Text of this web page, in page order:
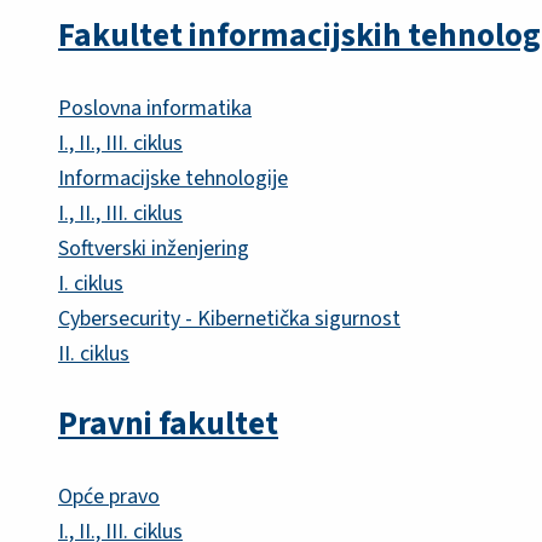
Fakultet informacijskih
Poslovna informatika
I., II., III. ciklus
Informacijske tehnologije
I., II., III. ciklus
Softverski inženjering
I. ciklus
Cybersecurity - Kibernetička sigurnost
II. ciklus
Pravni fakultet
Opće pravo
I., II., III. ciklus